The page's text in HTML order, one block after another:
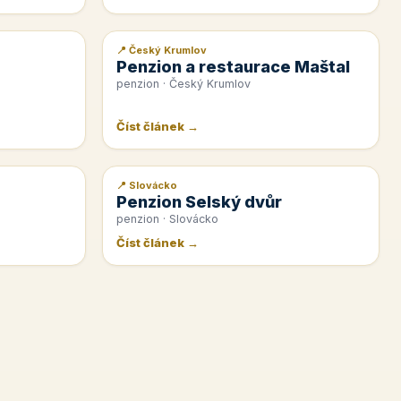
📰 PR článek
📍 Český Krumlov
Penzion a restaurace Maštal
penzion · Český Krumlov
Číst článek →
📰 PR článek
📍 Slovácko
Penzion Selský dvůr
penzion · Slovácko
Číst článek →